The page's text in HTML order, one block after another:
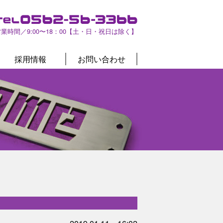
時間／9:00〜18：00【土・日・祝日は除く】
採用情報 お問い合わせ